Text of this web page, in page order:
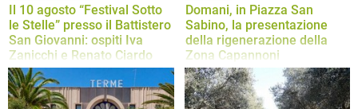
Il 10 agosto “Festival Sotto
le Stelle” presso il Battistero
San Giovanni: ospiti Iva
Zanicchi e Renato Ciardo
La serata sarò condotta da Angela
Molinari e Daniele Colacicco
Domani, in Piazza San
Sabino, la presentazione
della rigenerazione della
Zona Capannoni
Ad intervenire saranno il Sindaco di
Canosa, dott. Vito Malcangio, l’Arch.
Mauro Iacoviello e l’Arch. Fabio